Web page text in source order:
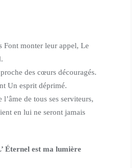
Font monter leur appel, Le
des cœurs découragés.
Un esprit déprimé.
l’âme de tous ses serviteurs,
en lui ne seront jamais
Éternel est ma lumière